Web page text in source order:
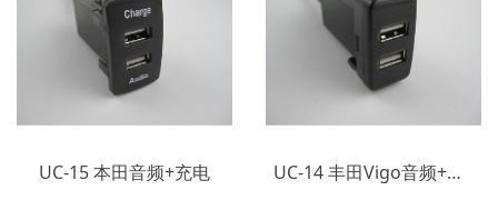
UC-15 本田音频+充电 UC-14 丰田Vigo音频+充电